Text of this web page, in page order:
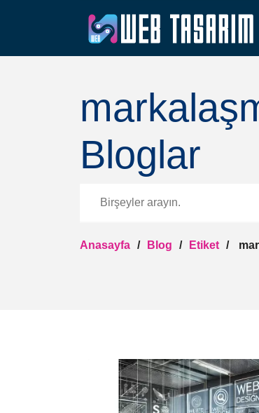
Bloglar
Anasayfa Blog Etiket